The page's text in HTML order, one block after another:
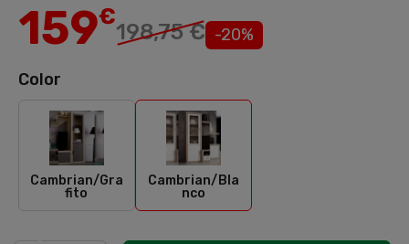
159€
198,75 € -20%
Color
Cambrian/Gra
fito
Cambrian/Grafito
Cambrian/Bla
nco
Cambrian/Blanco